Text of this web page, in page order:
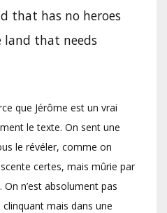
that has no heroes
land that needs
que Jérôme est un vrai
le texte. On sent une
le révéler, comme on
certes, mais mûrie par
n’est absolument pas
mais dans une